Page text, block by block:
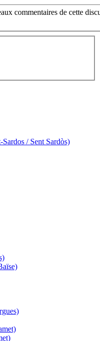
commentaires de cette
/ Sent Sardòs)